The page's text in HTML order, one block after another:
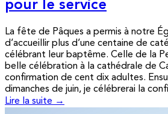
pour le service
La fête de Pâques a permis à notre
d’accueillir plus d’une centaine de
célébrant leur baptême. Celle de la
belle célébration à la cathédrale de
confirmation de cent dix adultes.
dimanches de juin, je célébrerai la
Lire la suite →